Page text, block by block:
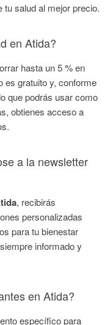
tu salud al mejor precio.
en Atida?
hasta un 5 % en
es gratuito y, conforme
que podrás usar como
obtienes acceso a
a la newsletter
, recibirás
personalizadas
para tu bienestar
informado y
en Atida?
específico para